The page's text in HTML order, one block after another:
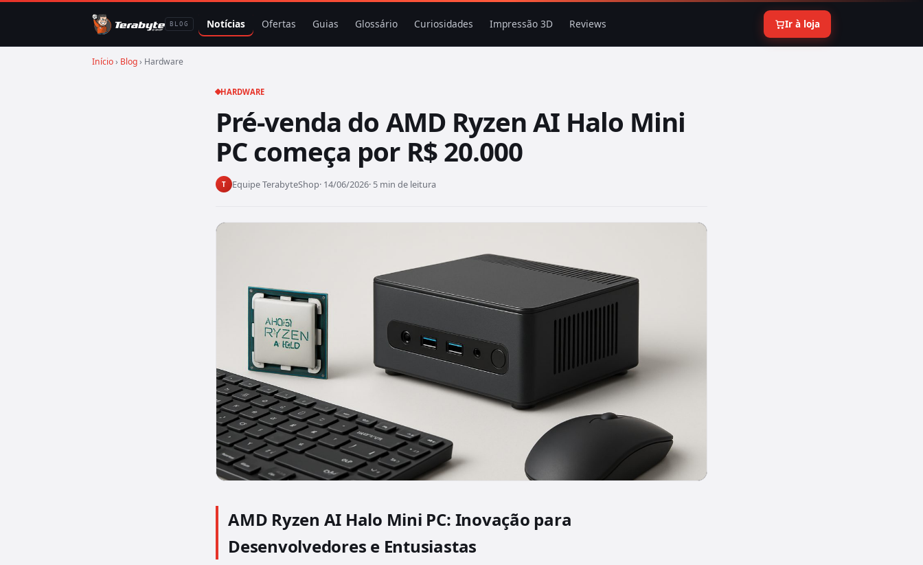
BLOG Notícias Ofertas Guias Glossário Curiosidades Impressão 3D Reviews Ir à loja
Início› Blog› Hardware
HARDWARE
Pré-venda do AMD Ryzen AI Halo Mini
PC começa por R$ 20.000
T Equipe TerabyteShop· 14/06/2026· 5 min de leitura
AMD Ryzen AI Halo Mini PC: Inovação para
Desenvolvedores e Entusiastas